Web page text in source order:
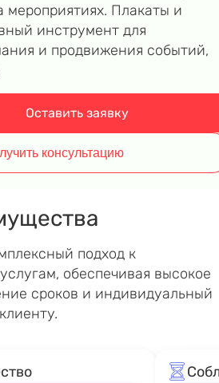
Плакаты и
инструмент для
и продвижения событий,
Оставить заявку
консультацию
подход к
обеспечивая высокое
сроков и индивидуальный